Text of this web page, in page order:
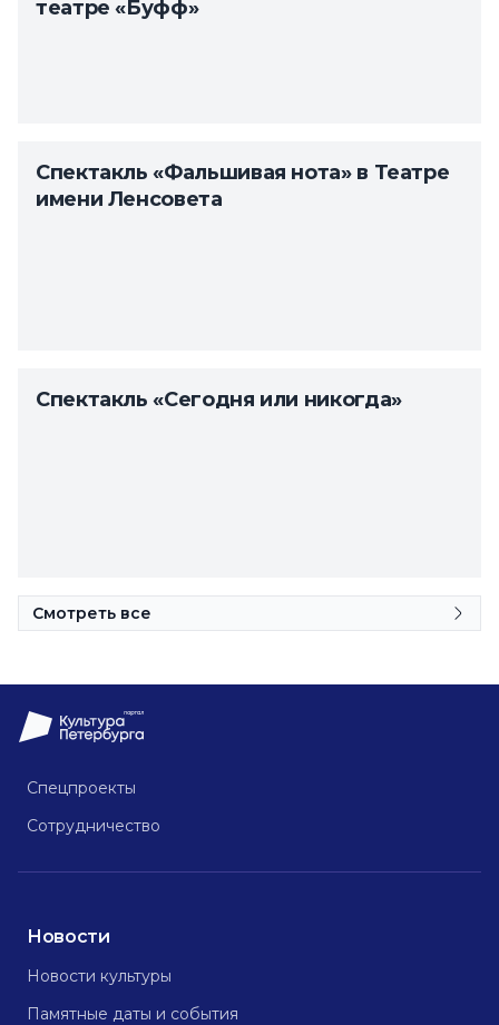
театре «Буфф»
Спектакль «Фальшивая нота» в Театре
имени Ленсовета
Спектакль «Сегодня или никогда»
Смотреть все
Спецпроекты
Сотрудничество
Новости
Новости культуры
Памятные даты и события